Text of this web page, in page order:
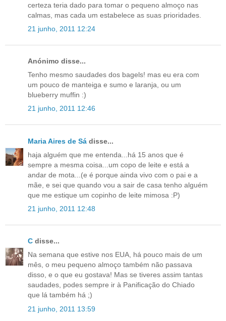
certeza teria dado para tomar o pequeno almoço nas
calmas, mas cada um estabelece as suas prioridades.
21 junho, 2011 12:24
Anónimo disse...
Tenho mesmo saudades dos bagels! mas eu era com
um pouco de manteiga e sumo e laranja, ou um
blueberry muffin :)
21 junho, 2011 12:46
Maria Aires de Sá disse...
haja alguém que me entenda...há 15 anos que é
sempre a mesma coisa...um copo de leite e está a
andar de mota...(e é porque ainda vivo com o pai e a
mãe, e sei que quando vou a sair de casa tenho alguém
que me estique um copinho de leite mimosa :P)
21 junho, 2011 12:48
C disse...
Na semana que estive nos EUA, há pouco mais de um
mês, o meu pequeno almoço também não passava
disso, e o que eu gostava! Mas se tiveres assim tantas
saudades, podes sempre ir à Panificação do Chiado
que lá também há ;)
21 junho, 2011 13:59